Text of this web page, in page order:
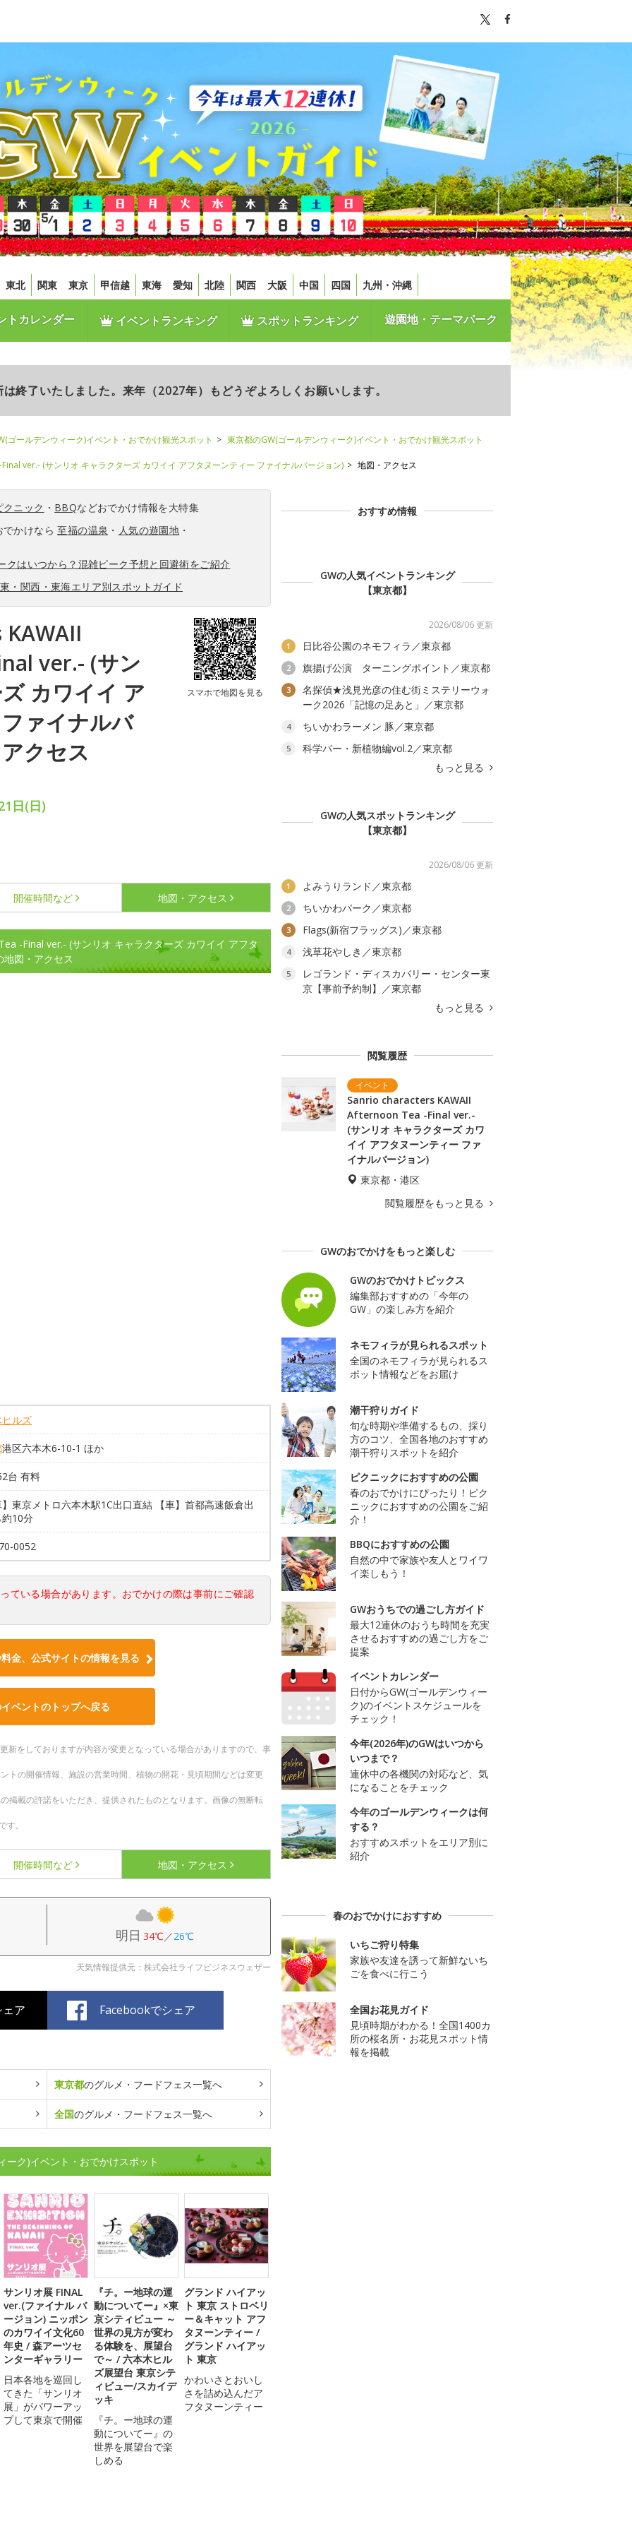
東北 関東 東京 甲信越 東海 愛知 北陸 関西 大阪 中国 四国 九州・沖縄
トカレンダー イベントランキング スポットランキング 遊園地・テーマパーク
終了いたしました。来年（2027年）もどうぞよろしくお願いします。
ゴールデンウィーク)イベント・おでかけ観光スポット
東京都のGW(ゴールデンウィーク)イベント・おでかけ観光スポット
ver.- (サンリオ キャラクターズ カワイイ アフタヌーンティー ファイナルバージョン)
地図・アクセス
クニック ・ BBQなどおでかけ情報を大特集
でかけなら至福の温泉 ・ 人気の遊園地 ・
クはいつから？混雑ピーク予想と回避術をご紹介
・関西・東海エリア別スポットガイド
ver.- (サン
カワイイ ア
ァイナルバ
クセス
スマホで地図を見る
日(日)
開催時間など 地図・アクセス
-Final ver.- (サンリオ キャラクターズ カワイイ アフタ
地図・アクセス
ルズ
港区六本木6-10-1 ほか
台 有料
】東京メトロ六本木駅1C出口直結 【車】首都高速飯倉出
10分
0052
ている場合があります。おでかけの際は事前にご確認
金、公式サイトの情報を見る
ベントのトップへ戻る
新をしておりますが内容が変更となっている場合がありますので、事
トの開催情報、施設の営業時間、植物の開花・見頃期間などは変更
掲載の許諾をいただき、提供されたものとなります。画像の無断転
。
開催時間など 地図・アクセス
明日 34℃／26℃
天気情報提供元：株式会社ライフビジネスウェザー
ア Facebookでシェア
東京都のグルメ・フードフェス一覧へ
全国のグルメ・フードフェス一覧へ
ーク)イベント・おでかけスポット
サンリオ展 FINAL
ver.(ファイナル バ
ージョン) ニッポン
のカワイイ文化60
年史 / 森アーツセ
ンターギャラリー
日本各地を巡回し
てきた「サンリオ
展」がパワーアッ
プして東京で開催
『チ。ー地球の運
動についてー』×東
京シティビュー ～
世界の見方が変わ
る体験を、展望台
で～ / 六本木ヒル
ズ展望台 東京シテ
ィビュー/スカイデ
ッキ
『チ。ー地球の運
動についてー』の
世界を展望台で楽
しめる
グランド ハイアッ
ト 東京 ストロベリ
ー＆キャット アフ
タヌーンティー /
グランド ハイアッ
ト 東京
かわいさとおいし
さを詰め込んだア
フタヌーンティー
おすすめ情報
GWの人気イベントランキング
【東京都】
2026/08/06 更新
1 日比谷公園のネモフィラ／東京都
2 旗揚げ公演 ターニングポイント／東京都
3
名探偵★浅見光彦の住む街ミステリーウォ
ーク2026「記憶の足あと」／東京都
4 ちいかわラーメン 豚／東京都
5
科学バー・新植物編vol.2／東京都
もっと見る
GWの人気スポットランキング
【東京都】
2026/08/06 更新
1 よみうりランド／東京都
2 ちいかわパーク／東京都
3 Flags(新宿フラッグス)／東京都
4 浅草花やしき／東京都
5
レゴランド・ディスカバリー・センター東
京【事前予約制】／東京都
もっと見る
閲覧履歴
Sanrio characters KAWAII
Afternoon Tea -Final ver.-
(サンリオ キャラクターズ カワ
イイ アフタヌーンティー ファ
イナルバージョン)
東京都・港区
閲覧履歴をもっと見る
GWのおでかけをもっと楽しむ
GWのおでかけトピックス
編集部おすすめの「今年の
GW」の楽しみ方を紹介
ネモフィラが見られるスポット
全国のネモフィラが見られるス
ポット情報などをお届け
潮干狩りガイド
旬な時期や準備するもの、採り
方のコツ、全国各地のおすすめ
潮干狩りスポットを紹介
ピクニックにおすすめの公園
春のおでかけにぴったり！ピク
ニックにおすすめの公園をご紹
介！
BBQにおすすめの公園
自然の中で家族や友人とワイワ
イ楽しもう！
GWおうちでの過ごし方ガイド
最大12連休のおうち時間を充実
させるおすすめの過ごし方をご
提案
イベントカレンダー
日付からGW(ゴールデンウィー
ク)のイベントスケジュールを
チェック！
今年(2026年)のGWはいつから
いつまで？
連休中の各機関の対応など、気
になることをチェック
今年のゴールデンウィークは何
する？
おすすめスポットをエリア別に
紹介
春のおでかけにおすすめ
いちご狩り特集
家族や友達を誘って新鮮ないち
ごを食べに行こう
全国お花見ガイド
見頃時期がわかる！全国1400カ
所の桜名所・お花見スポット情
報を掲載